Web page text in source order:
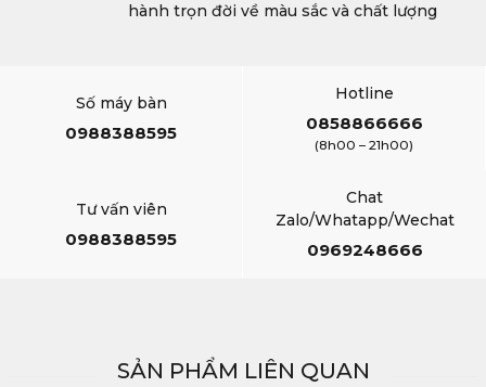
hành trọn đời về màu sắc và chất lượng
Số máy bàn
0988388595
Hotline
0858866666
(8h00 – 21h00)
Tư vấn viên
0988388595
Chat
Zalo/Whatapp/Wechat
0969248666
SẢN PHẨM LIÊN QUAN